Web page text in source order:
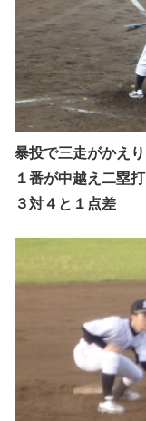
暴投で三走がかえり
１番が中越え二塁
３対４と１点差